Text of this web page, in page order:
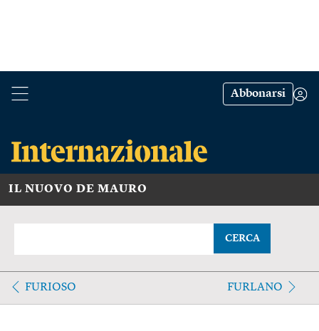
Abbonarsi
IL NUOVO DE MAURO
CERCA
FURIOSO FURLANO